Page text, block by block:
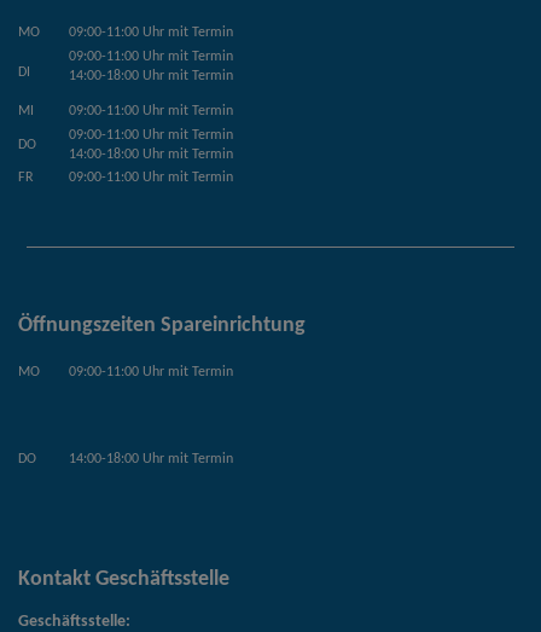
MO 09:00-11:00 Uhr mit Termin
DI
09:00-11:00 Uhr mit Termin
14:00-18:00 Uhr mit Termin
MI 09:00-11:00 Uhr mit Termin
DO
09:00-11:00 Uhr mit Termin
14:00-18:00 Uhr mit Termin
FR
09:00-11:00 Uhr mit Termin
Öffnungszeiten Spareinrichtung
MO 09:00-11:00 Uhr mit Termin
DO 14:00-18:00 Uhr mit Termin
Kontakt Geschäftsstelle
Geschäftsstelle: